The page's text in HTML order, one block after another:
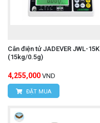
Cân điện tử JADEVER JWL-15K
(15kg/0.5g)
4,255,000 VND
ĐẶT MUA